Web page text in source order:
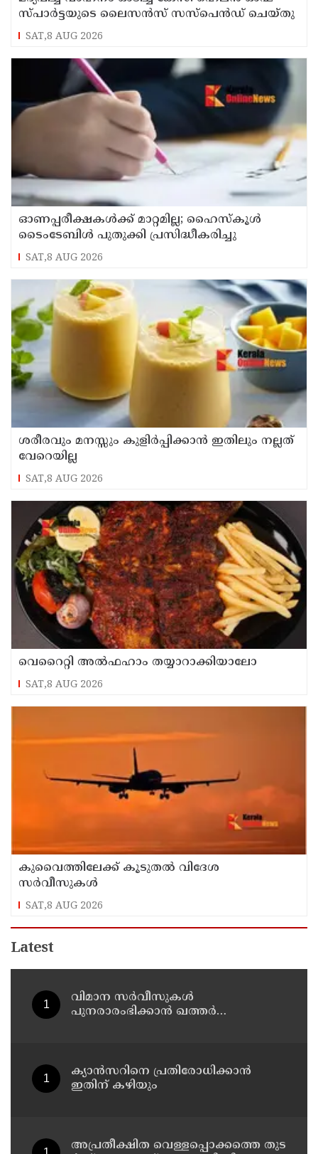
സ്പാർട്ടയുടെ ലൈസൻസ് സസ്പെൻഡ് ചെയ്തു
SAT,8 AUG 2026
ഓണപ്പരീക്ഷകള്‍ക്ക് മാറ്റമില്ല; ഹൈസ്കൂള്‍
ടൈംടേബിള്‍ പുതുക്കി പ്രസിദ്ധീകരിച്ചു
SAT,8 AUG 2026
ശരീരവും മനസ്സും കുളിർപ്പിക്കാൻ ഇതിലും നല്ലത്
വേറെയില്ല
SAT,8 AUG 2026
വെറൈറ്റി അൽഫഹാം തയ്യാറാക്കിയാലോ
SAT,8 AUG 2026
കുവൈത്തിലേക്ക് കൂടുതല്‍ വിദേശ
സര്‍വീസുകള്‍
SAT,8 AUG 2026
Latest
വിമാന സര്‍വീസുകള്‍
പുനരാരംഭിക്കാന്‍ ഖത്തര്‍
ക്യാൻസറിനെ പ്രതിരോധിക്കാൻ
ഇതിന് കഴിയും
അ​പ്ര​തീ​ക്ഷി​ത വെ​ള്ള​പ്പൊ​ക്ക​ത്തെ തു​ട​